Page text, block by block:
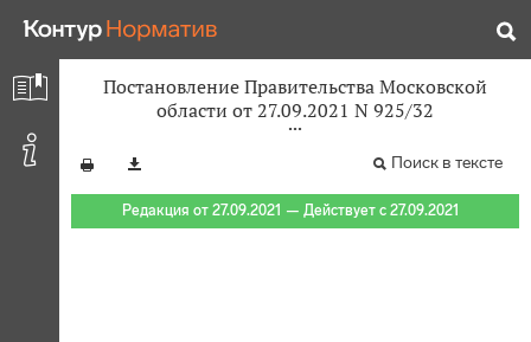
Постановление Правительства Московской
области от 27.09.2021 N 925/32
Поиск в тексте
Редакция от 27.09.2021 — Действует с 27.09.2021